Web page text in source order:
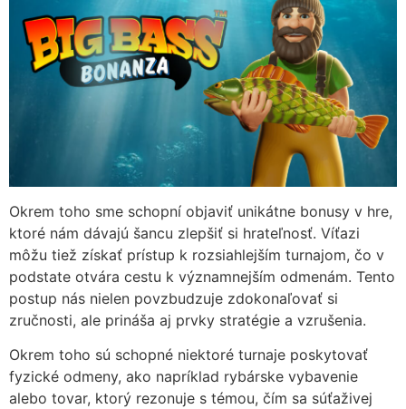
Okrem toho sme schopní objaviť unikátne bonusy v hre,
ktoré nám dávajú šancu zlepšiť si hrateľnosť. Víťazi
môžu tiež získať prístup k rozsiahlejším turnajom, čo v
podstate otvára cestu k významnejším odmenám. Tento
postup nás nielen povzbudzuje zdokonaľovať si
zručnosti, ale prináša aj prvky stratégie a vzrušenia.
Okrem toho sú schopné niektoré turnaje poskytovať
fyzické odmeny, ako napríklad rybárske vybavenie
alebo tovar, ktorý rezonuje s témou, čím sa súťaživej